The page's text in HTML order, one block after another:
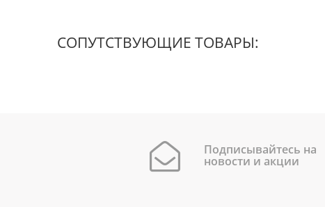
СОПУТСТВУЮЩИЕ ТОВАРЫ:
Подписывайтесь на
новости и акции